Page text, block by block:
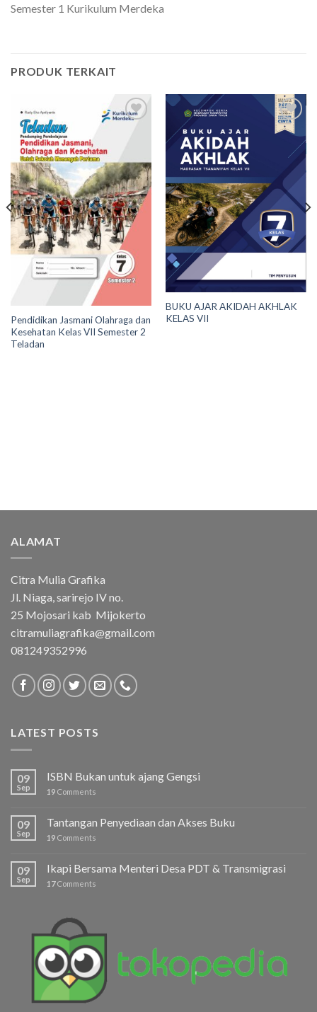
Semester 1 Kurikulum Merdeka
PRODUK TERKAIT
wishlist
Pendidikan Jasmani Olahraga dan
Kesehatan Kelas VII Semester 2
Teladan
Add to
wishlist
BUKU AJAR AKIDAH AKHLAK
KELAS VII
ALAMAT
Citra Mulia Grafika
Jl. Niaga, sarirejo IV no.
25 Mojosari kab Mijokerto
citramuliagrafika@gmail.com
081249352996
LATEST POSTS
09
Sep
ISBN Bukan untuk ajang Gengsi
19 Comments
09
Sep
Tantangan Penyediaan dan Akses Buku
19 Comments
09
Sep
Ikapi Bersama Menteri Desa PDT & Transmigrasi
17Comments